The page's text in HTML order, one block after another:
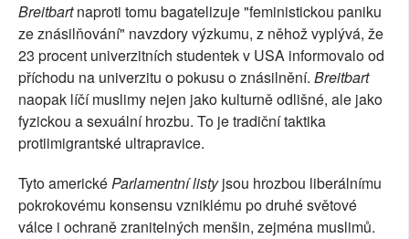
Breitbartnaproti tomu bagatelizuje "feministickou paniku
ze znásilňování" navzdory výzkumu, z něhož vyplývá, že
23 procent univerzitních studentek v USA informovalo od
příchodu na univerzitu o pokusu o znásilnění. Breitbart
naopak líčí muslimy nejen jako kulturně odlišné, ale jako
fyzickou a sexuální hrozbu. To je tradiční taktika
protiimigrantské ultrapravice.
Tyto americkéParlamentní listyjsou hrozbou liberálnímu
pokrokovému konsensu vzniklému po druhé světové
válce i ochraně zranitelných menšin, zejména muslimů.